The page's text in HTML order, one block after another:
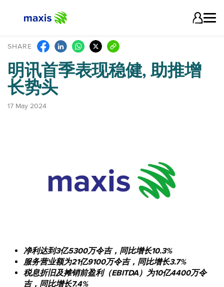
SHARE
明讯首季表现稳健, 助推增
长势头
17 May 2024
净利达到3亿5300万令吉，同比增长10.3%
服务营业额为21亿9100万令吉，同比增长3.7%
税息折旧及摊销前盈利（EBITDA）为10亿4400万令
吉，同比增长7.4%